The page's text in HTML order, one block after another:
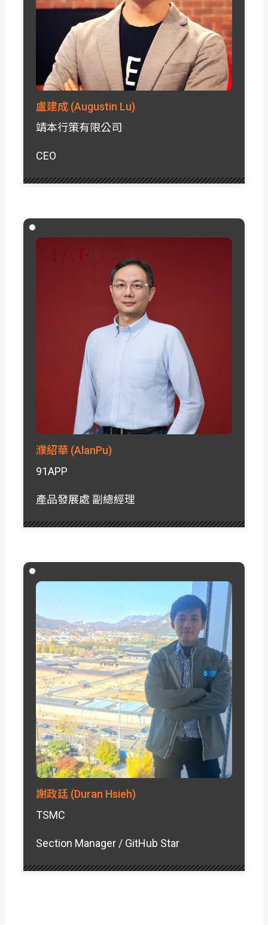
盧建成 (Augustin Lu)
靖本行策有限公司
CEO
濮紹華 (AlanPu)
91APP
產品發展處 副總經理
謝政廷 (Duran Hsieh)
TSMC
Section Manager / GitHub Star